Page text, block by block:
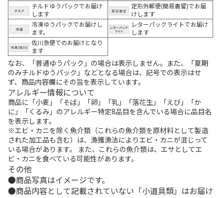
チルドゆうパックでお届け
します
定形外郵便(簡易書留)でお届
けします
冷凍ゆうパックでお届けし
ます。
レターパックライトでお届け
します
佐川急便でのお届けとなり
ます
なお、「普通ゆうパック」の場合は表示しません。また、「夏期
のみチルドゆうパック」などとなる場合は、記号での表示はせ
ず、商品内容欄にその旨を表示しています。
アレルギー情報について
商品に「小麦」「そば」「卵」「乳」「落花生」「えび」「か
に」「くるみ」のアレルギー特定8品目を含んでいる場合に品目名
を表示します。
※エビ・カニを除く魚介類（これらの魚介類を原材料として製造
された加工品も含む）は、漁獲漁法によりエビ・カニが混じって
いる場合があります。 また、これらの魚介類は、エサとしてエ
ビ・カニを食べている可能性があります。
その他
商品写真はイメージです。
商品内容として記載されていない「小道具類」はお届け